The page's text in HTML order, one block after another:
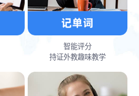
智能评分
持证外教趣味教学